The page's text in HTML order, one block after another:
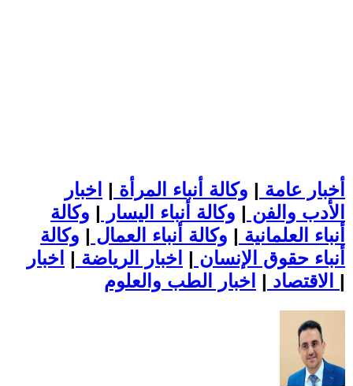
أخبار عامة | وكالة أنباء المرأة | اخبار
الأدب والفن | وكالة أنباء اليسار | وكالة
أنباء العلمانية | وكالة أنباء العمال | وكالة
أنباء حقوق الإنسان | اخبار الرياضة | اخبار
الاقتصاد | |